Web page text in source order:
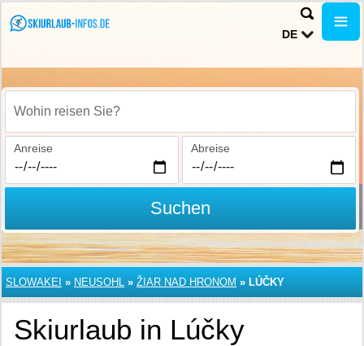
DE
Wohin reisen Sie?
Anreise Abreise
Suchen
SLOWAKEI » NEUSOHL » ŽIAR NAD HRONOM » LÚČKY
Skiurlaub in Lúčky